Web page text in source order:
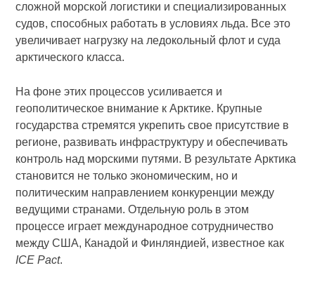
сложной морской логистики и специализированных
судов, способных работать в условиях льда. Все это
увеличивает нагрузку на ледокольный флот и суда
арктического класса.
На фоне этих процессов усиливается и
геополитическое внимание к Арктике. Крупные
государства стремятся укрепить свое присутствие в
регионе, развивать инфраструктуру и обеспечивать
контроль над морскими путями. В результате Арктика
становится не только экономическим, но и
политическим направлением конкуренции между
ведущими странами. Отдельную роль в этом
процессе играет международное сотрудничество
между США, Канадой и Финляндией, известное как
ICE Pact.